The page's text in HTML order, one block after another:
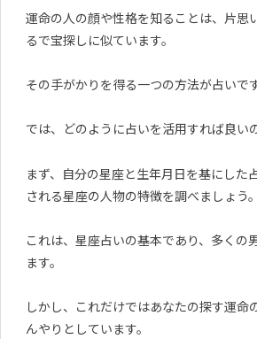
運命の人の顔や性格を知ることは、片思
るで宝探しに似ています。
その手がかりを得る一つの方法が占いです
では、どのように占いを活用すれば良い
まず、自分の星座と生年月日を基にした
される星座の人物の特徴を調べましょう。
これは、星座占いの基本であり、多くの
ます。
しかし、これだけではあなたの探す運命
んやりとしています。